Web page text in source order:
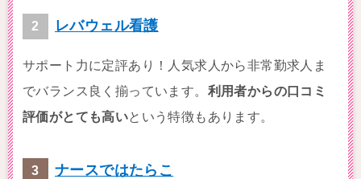
レバウェル看護
サポート力に定評あり！人気求人から非常勤求人ま
でバランス良く揃っています。 利用者からの口コミ
評価がとても高いという特徴もあります。
ナースではたらこ